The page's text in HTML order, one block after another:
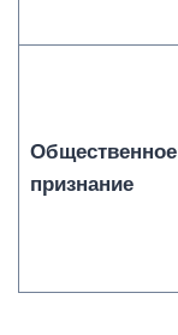
Общественное
признание